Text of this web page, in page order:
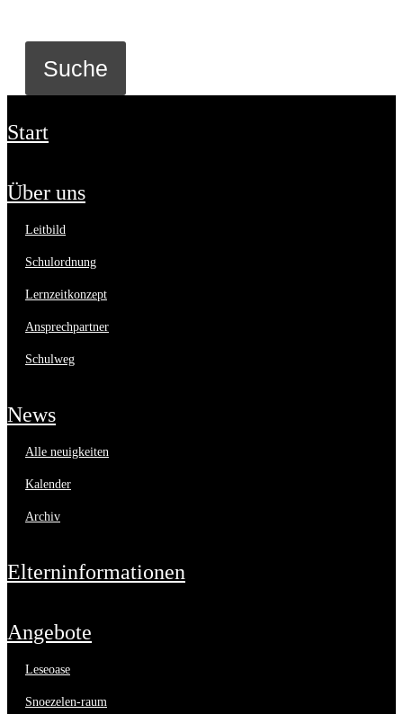
start
über uns
leitbild
schulordnung
lernzeitkonzept
ansprechpartner
schulweg
news
alle neuigkeiten
kalender
archiv
elterninformationen
angebote
leseoase
snoezelen-raum